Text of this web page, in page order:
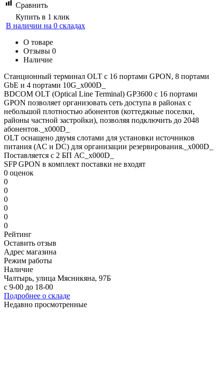
Сравнить
Купить в 1 клик
В наличии на 0 складах
О товаре
Отзывы 0
Наличие
Станционный терминал OLT с 16 портами GPON, 8 портами
GbE и 4 портами 10G_x000D_
BDCOM OLT (Optical Line Terminal) GP3600 с 16 портами
GPON позволяет организовать сеть доступа в районах с
небольшой плотностью абонентов (коттеджные поселки,
районы частной застройки), позволяя подключить до 2048
абонентов._x000D_
OLT оснащено двумя слотами для установки источников
питания (AC и DC) для организации резервирования._x000D_
Поставляется с 2 БП АС_x000D_
SFP GPON в комплект поставки не входят
0 оценок
0
0
0
0
0
0
Рейтинг
Оставить отзыв
Адрес магазина
Режим работы
Наличие
Чалтырь, улица Мясникяна, 97Б
с 9-00 до 18-00
Подробнее о складе
Недавно просмотренные